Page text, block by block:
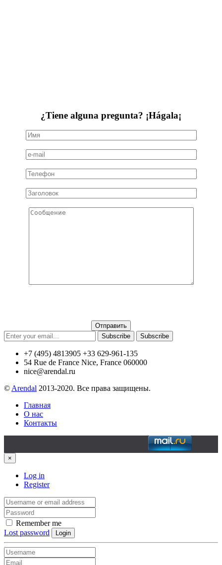
¿Tiene alguna pregunta? ¡Hágala¡
Subscribe Subscribe
+7 (495) 4813905 +33 629-961-135
54 Rue de France Nice, France 060000
nice@arendal.ru
© Arendal 2013-2020. Все права защищены.
Главная
О нас
Контакты
×
Log in
Register
Remember me
Lost password
Login